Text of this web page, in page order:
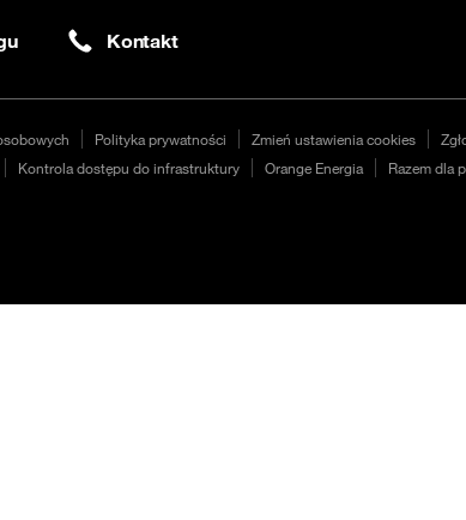
Kontakt
Polityka prywatności Zmień ustawienia cookies
Kontrola dostępu do infrastruktury Orange Energia Razem dla